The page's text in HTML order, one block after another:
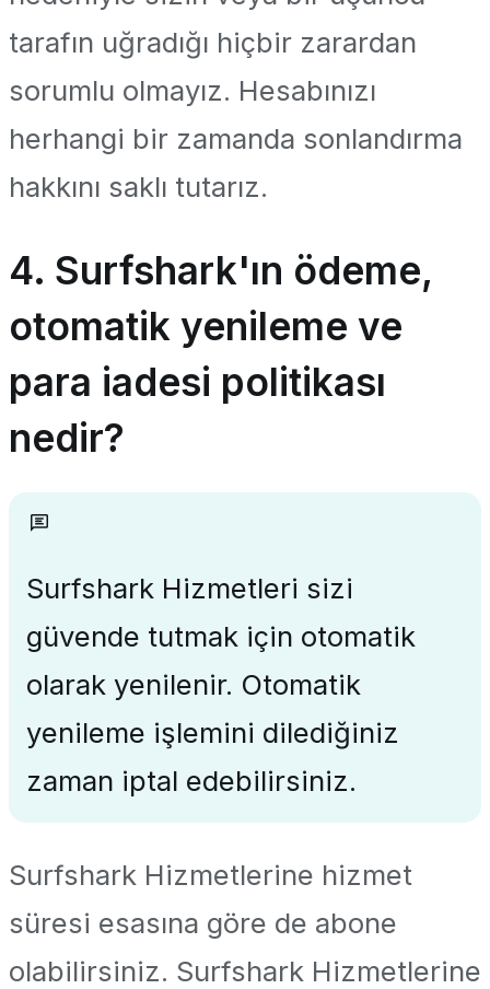
tarafın uğradığı hiçbir zarardan
sorumlu olmayız. Hesabınızı
herhangi bir zamanda sonlandırma
hakkını saklı tutarız.
4. Surfshark'ın ödeme,
otomatik yenileme ve
para iadesi politikası
nedir?
Surfshark Hizmetleri sizi
güvende tutmak için otomatik
olarak yenilenir. Otomatik
yenileme işlemini dilediğiniz
zaman iptal edebilirsiniz.
Surfshark Hizmetlerine hizmet
süresi esasına göre de abone
olabilirsiniz. Surfshark Hizmetlerine